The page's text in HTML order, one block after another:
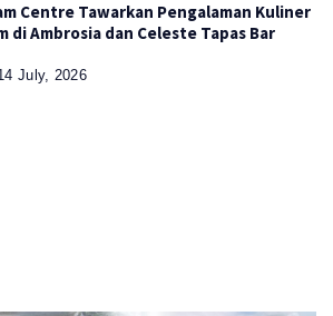
Centre Tawarkan Pengalaman Kuliner
di Ambrosia dan Celeste Tapas Bar
July, 2026